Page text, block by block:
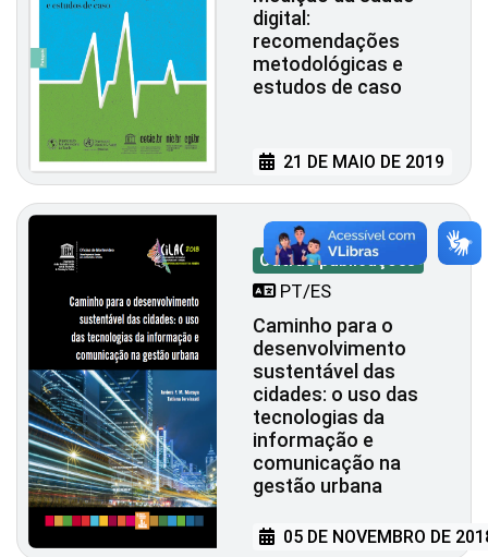
digital:
recomendações
metodológicas e
estudos de caso
21 DE MAIO DE 2019
Outras publicações
PT/ES
Caminho para o
desenvolvimento
sustentável das
cidades: o uso das
tecnologias da
informação e
comunicação na
gestão urbana
05 DE NOVEMBRO DE